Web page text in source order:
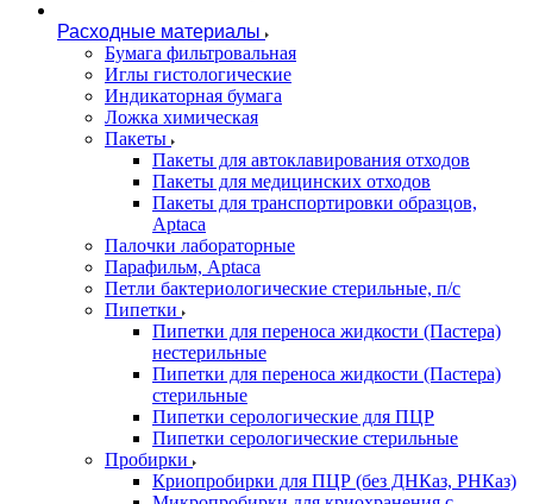
Расходные материалы
Бумага фильтровальная
Иглы гистологические
Индикаторная бумага
Ложка химическая
Пакеты
Пакеты для автоклавирования отходов
Пакеты для медицинских отходов
Пакеты для транспортировки образцов,
Aptaca
Палочки лабораторные
Парафильм, Aptaca
Петли бактериологические стерильные, п/с
Пипетки
Пипетки для переноса жидкости (Пастера)
нестерильные
Пипетки для переноса жидкости (Пастера)
стерильные
Пипетки серологические для ПЦР
Пипетки серологические стерильные
Пробирки
Криопробирки для ПЦР (без ДНКаз, РНКаз)